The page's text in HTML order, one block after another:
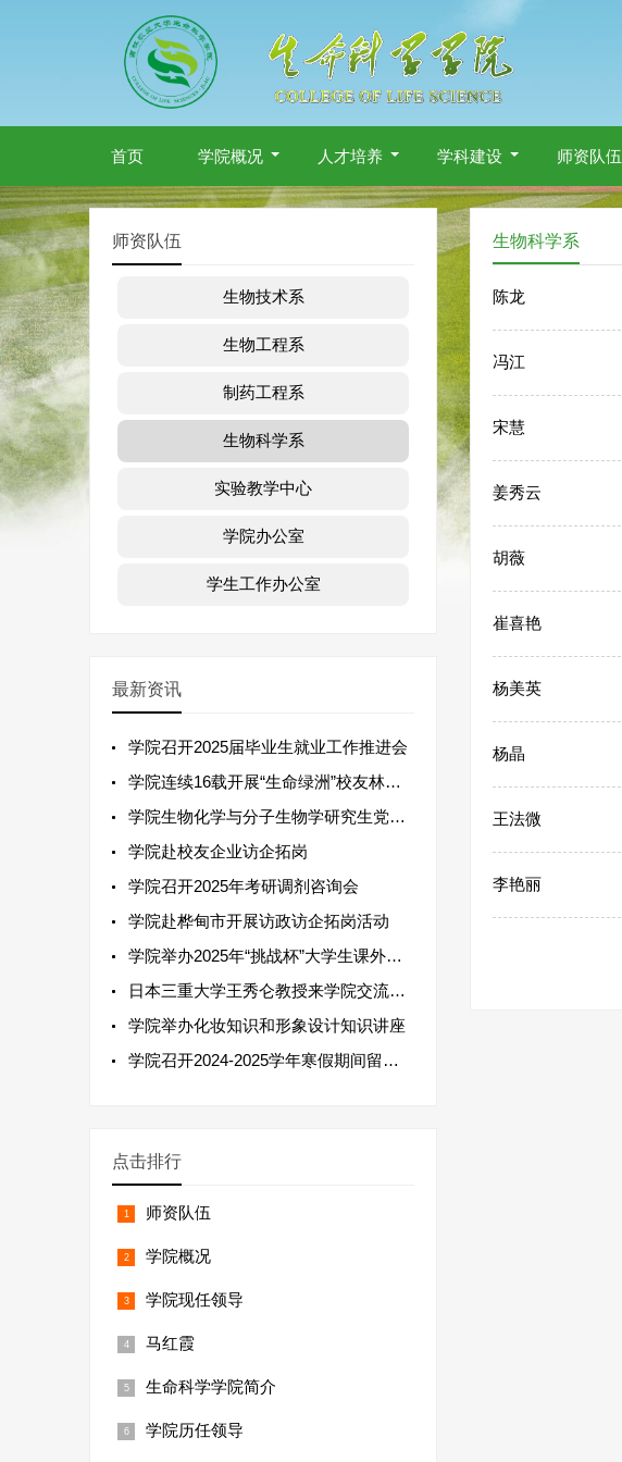
首页 学院概况 人才培养 学科建设 师资队伍
生物科学系
陈龙
冯江
宋慧
姜秀云
胡薇
崔喜艳
杨美英
杨晶
王法微
李艳丽
师资队伍
生物技术系
生物工程系
制药工程系
生物科学系
实验教学中心
学院办公室
学生工作办公室
最新资讯
学院召开2025届毕业生就业工作推进会
学院连续16载开展“生命绿洲”校友林植树活动
学院生物化学与分子生物学研究生党支部赴摆渡创新工场集团有限公司开展主题党日活动
学院赴校友企业访企拓岗
学院召开2025年考研调剂咨询会
学院赴桦甸市开展访政访企拓岗活动
学院举办2025年“挑战杯”大学生课外学术科技作品竞赛项目指导会
日本三重大学王秀仑教授来学院交流并作学术报告
学院举办化妆知识和形象设计知识讲座
学院召开2024-2025学年寒假期间留校研究生安全教育会
点击排行
师资队伍
学院概况
学院现任领导
马红霞
生命科学学院简介
学院历任领导